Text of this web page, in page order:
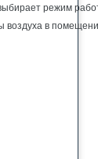
режим
воздуха в